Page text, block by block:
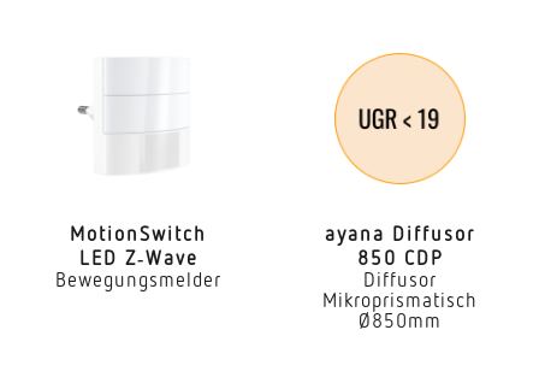
Moti­onS­witch
LED Z‑Wave
Bewegungsmelder
ayana Diffusor
850 CDP
Diffusor
Mikroprismatisch
Ø850mm